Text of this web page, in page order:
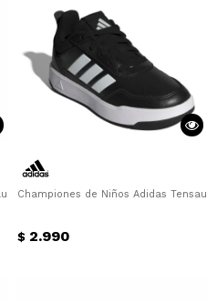
Sport 3.0 Adidas - Blanco - Negro
Championes de Niños Adidas
$ 2.990